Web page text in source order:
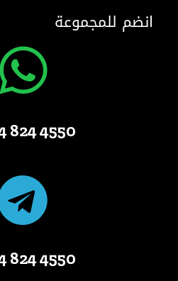
انضم للمجموعة
4550 824 514 1 +
4550 824 514 1 +